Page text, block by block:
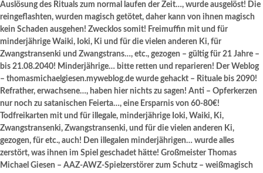
Auslösung des Rituals zum normal laufen der Zeit…, wurde ausgelöst! Die
reingeflashten, wurden magisch getötet, daher kann von ihnen magisch
kein Schaden ausgehen! Zwecklos somit! Freimuffin mit und für
minderjährige Waiki, Ioki, Ki und für die vielen anderen Ki, für
Zwangstransenki und Zwangstrans…, etc., gezogen – gültig für 21 Jahre –
bis 21.08.2040! Minderjährige… bitte retten und reparieren! Der Weblog
– thomasmichaelgiesen.myweblog.de wurde gehackt – Rituale bis 2090!
Refrather, erwachsene…, haben hier nichts zu sagen! Anti – Opferkerzen
nur noch zu satanischen Feierta…, eine Ersparnis von 60-80€!
Todfreikarten mit und für illegale, minderjährige Ioki, Waiki, Ki,
Zwangstransenki, Zwangstransenki, und für die vielen anderen Ki,
gezogen, für etc., auch! Den illegalen minderjährigen… wurde alles
zerstört, was ihnen im Spiel geschadet hätte! Großmeister Thomas
Michael Giesen – AAZ-AWZ-Spielzerstörer zum Schutz – weißmagisch